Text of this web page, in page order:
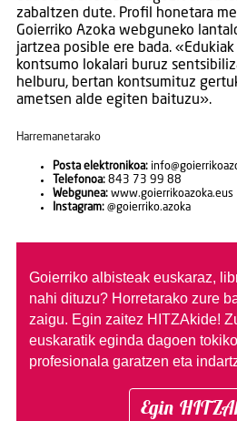
zabaltzen dute. Profil honetara
Goierriko Azoka webguneko
jartzea posible ere bada.
kontsumo lokalari buruz
helburu, bertan kontsumituz
ametsen alde egiten baituzu».
Harremanetarako
Posta elektronikoa:
Telefonoa:843 73 99 88
Webgunea:www.goierrikoazoka.eus
Instagram:@goierriko.azoka
Goierriko albisteak euskaraz,
nahi dituzu? Horretarako zure
zaigu. Egin zaitez HITZAkide!
euskaratik eginda dagoen
profesionala garatzen eta
Egin